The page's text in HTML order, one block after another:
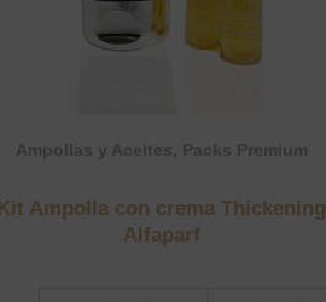
Ampollas y Aceites, Packs Premium
Kit Ampolla con crema Thickening
Alfaparf